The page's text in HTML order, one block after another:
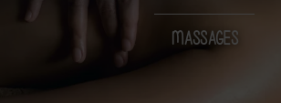
MASSAGES